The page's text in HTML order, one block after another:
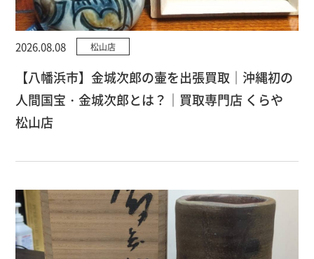
2026.08.08 松山店
【八幡浜市】金城次郎の壷を出張買取｜沖縄初の
人間国宝・金城次郎とは？｜買取専門店 くらや
松山店